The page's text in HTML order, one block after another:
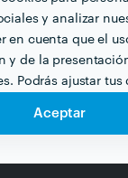
y analizar
en cuenta que el
y de la
Podrás ajustar
Aceptar